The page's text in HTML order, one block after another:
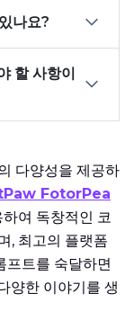
나요?
할 사항이
다양성을 제공하
FotorPea
여 독창적인 코
, 최고의 플랫폼
프트를 숙달하면
양한 이야기를 생